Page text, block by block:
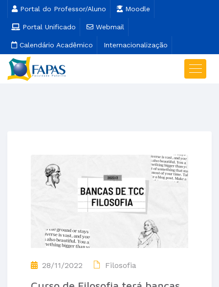
Portal do Professor/Aluno Moodle
Portal Unificado Webmail
Calendário Acadêmico Internacionalização
28/11/2022 Filosofia